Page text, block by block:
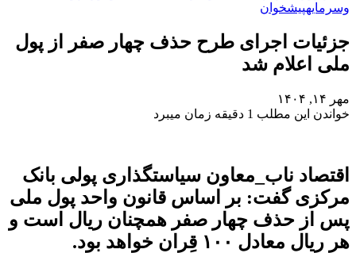
وسرمایهپیشخوان
جزئیات اجرای طرح حذف چهار صفر از پول
ملی اعلام شد
مهر ۱۴, ۱۴۰۴
خواندن این مطلب 1 دقیقه زمان میبرد
اقتصاد ناب_معاون سیاستگذاری پولی بانک
مرکزی گفت: بر اساس قانون واحد پول ملی
پس از حذف چهار صفر همچنان ریال است و
هر ریال معادل ۱۰۰ قِران خواهد بود.